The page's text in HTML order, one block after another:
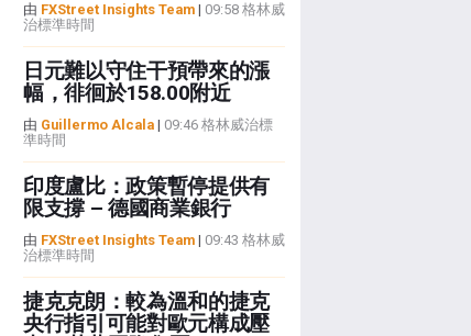
由 FXStreet Insights Team| 09:58 格林威
治標準時間
日元難以守住干預帶來的漲
幅，徘徊於158.00附近
由 Guillermo Alcala| 09:46 格林威治標
準時間
印度盧比：政策暫停提供有
限支撐 – 德國商業銀行
由 FXStreet Insights Team| 09:43 格林威
治標準時間
捷克克朗：較為溫和的捷克
央行指引可能對歐元構成壓